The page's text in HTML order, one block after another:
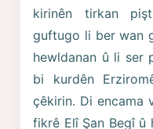
kirinên tirkan
guftugo li ber wan
hewldanan û li ser
bi kurdên
çêkirin. Di encama
fikrê Elî Şan Begî